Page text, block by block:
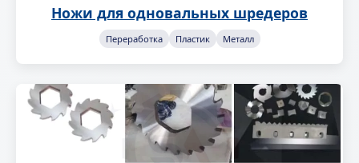
Ножи для одновальных шредеров
Переработка Пластик Металл